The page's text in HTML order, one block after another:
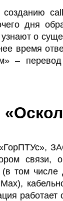
дня
узнают о
время
– перевод
связи,
том
работает